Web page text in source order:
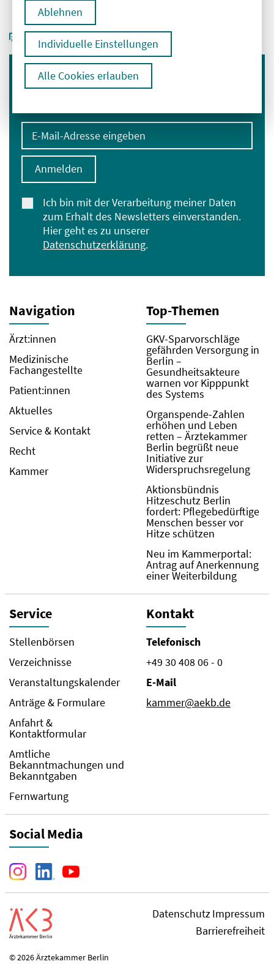
Ablehnen
Individuelle Einstellungen
Alle Cookies erlauben
Immer informiert bleiben
E-Mail-Adresse eingeben
Ich bin mit der Verarbeitung meiner Daten
zum Erhalt des Newsletters einverstanden.
Hier geht es zu unserer
Datenschutzerklärung.
Anmelden
Navigation
Ärzt:innen
Medizinische
Fachangestellte
Patient:innen
Aktuelles
Service & Kontakt
Recht
Kammer
Top-Themen
GKV-Sparvorschläge
gefährden Versorgung in
Berlin –
Gesundheitsakteure
warnen vor Kipppunkt
des Systems
Organspende-Zahlen
erhöhen und Leben
retten – Ärztekammer
Berlin begrüßt neue
Initiative zur
Widerspruchsregelung
Aktionsbündnis
Hitzeschutz Berlin
fordert: Pflegebedürftige
Menschen besser vor
Hitze schützen
Neu im Kammerportal:
Antrag auf Anerkennung
einer Weiterbildung
Service
Stellenbörsen
Verzeichnisse
Veranstaltungskalender
Anträge & Formulare
Anfahrt &
Kontaktformular
Amtliche
Bekanntmachungen und
Bekanntgaben
Fernwartung
Kontakt
Telefonisch
+49 30 408 06 - 0
E-Mail
kammer@aekb.de
Social Media
DatenschutzImpressum
Barrierefreiheit
© 2026 Ärztekammer Berlin